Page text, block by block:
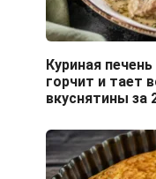
Куриная
горчит и тает
вкуснятины за